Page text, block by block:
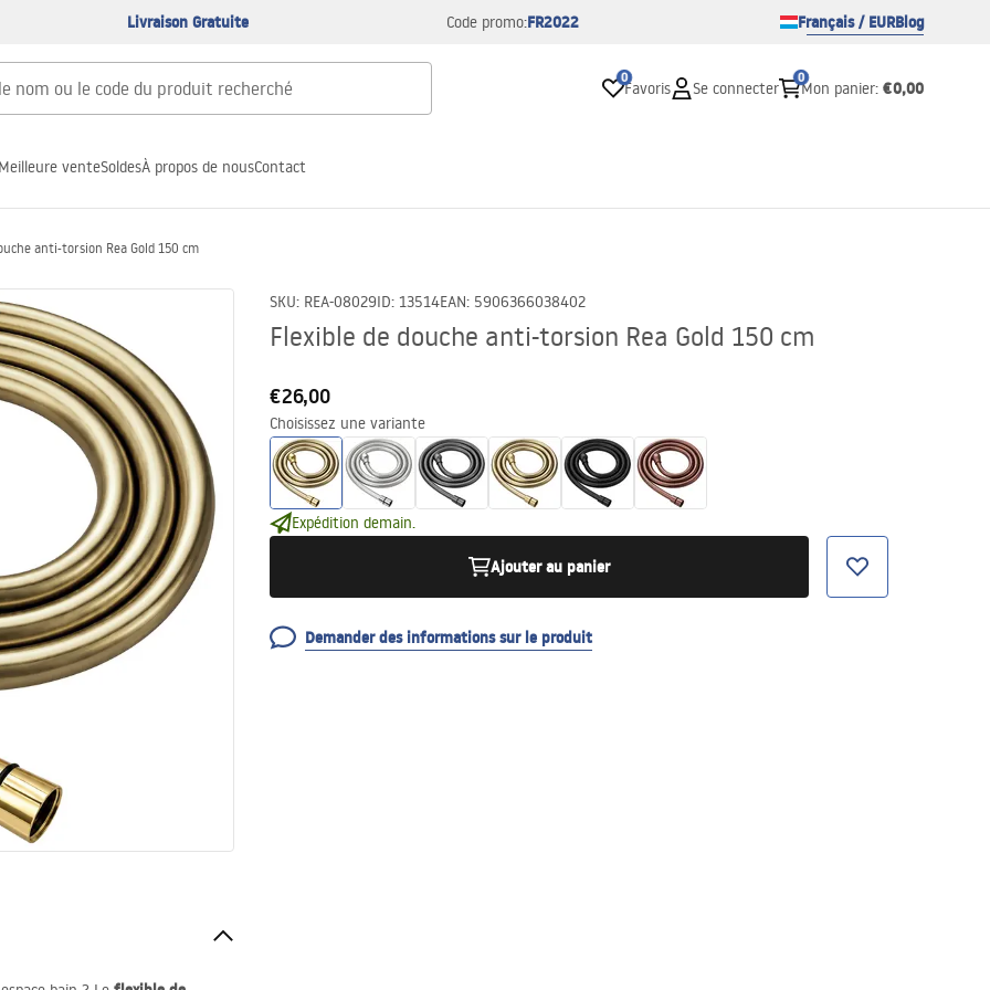
Livraison Gratuite Code promo:FR2022 Français / EURBlog
0
Favoris Se connecter
0
Mon panier: €0,00
Meilleure venteSoldesÀ propos de nousContact
anti-torsion Rea Gold 150 cm
SKU: REA-08029ID: 13514EAN: 5906366038402
Flexible de douche anti-torsion Rea Gold 150 cm
€26,00
Choisissez une variante
Expédition demain.
Ajouter au panier
Demander des informations sur le produit